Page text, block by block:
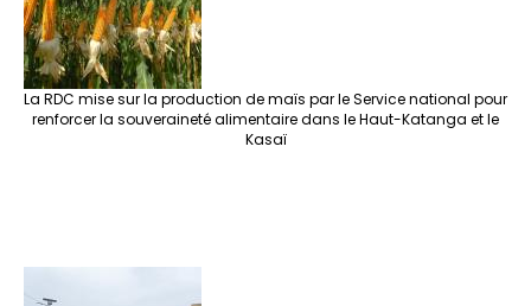
La RDC mise sur la production de maïs par le Service national pour
renforcer la souveraineté alimentaire dans le Haut-Katanga et le
Kasaï